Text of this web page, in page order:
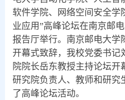
软件学院、网络空间安全学
业应用”高峰论坛在南京邮
报告厅举行。南京邮电大学
开幕式致辞，我校党委书记
院院长岳东教授主持论坛开
研究院负责人、教师和研究
了高峰论坛活动。